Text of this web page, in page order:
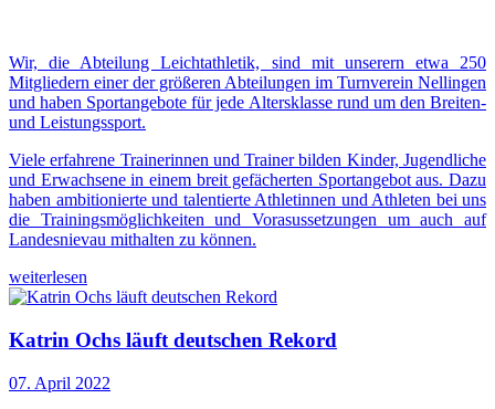
Wir, die Abteilung Leichtathletik, sind mit unserern etwa 250
Mitgliedern einer der größeren Abteilungen im Turnverein Nellingen
und haben Sportangebote für jede Altersklasse rund um den Breiten-
und Leistungssport.
Viele erfahrene Trainerinnen und Trainer bilden Kinder, Jugendliche
und Erwachsene in einem breit gefächerten Sportangebot aus. Dazu
haben ambitionierte und talentierte Athletinnen und Athleten bei uns
die Trainingsmöglichkeiten und Vorasussetzungen um auch auf
Landesnievau mithalten zu können.
weiterlesen
Katrin Ochs läuft deutschen Rekord
07. April 2022